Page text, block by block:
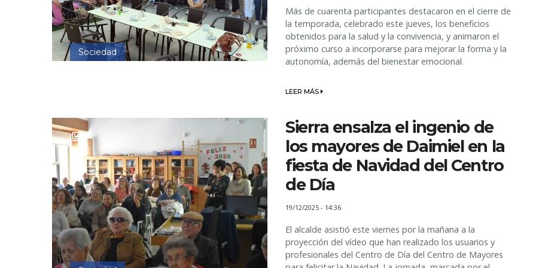
Sociedad
Más de cuarenta participantes destacaron en el cierre de
la temporada, celebrado este jueves, los beneficios
obtenidos para la salud y la convivencia, y animaron el
próximo curso a incorporarse para mejorar la forma y la
autonomía, además del bienestar emocional.
LEER MÁS
Sierra ensalza el ingenio de
los mayores de Daimiel en la
fiesta de Navidad del Centro
de Día
19/12/2025 - 14:36
El alcalde asistió este viernes por la mañana a la
proyección del vídeo que han realizado los usuarios y
profesionales del Centro de Día del Centro de Mayores